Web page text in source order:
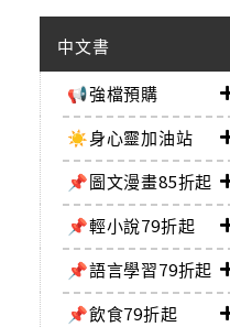
中文書
📢強檔預購
☀️身心靈加油站
📌圖文漫畫85折起
📌輕小說79折起
📌語言學習79折起
📌飲食79折起